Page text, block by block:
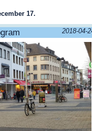
17.
2018-04-